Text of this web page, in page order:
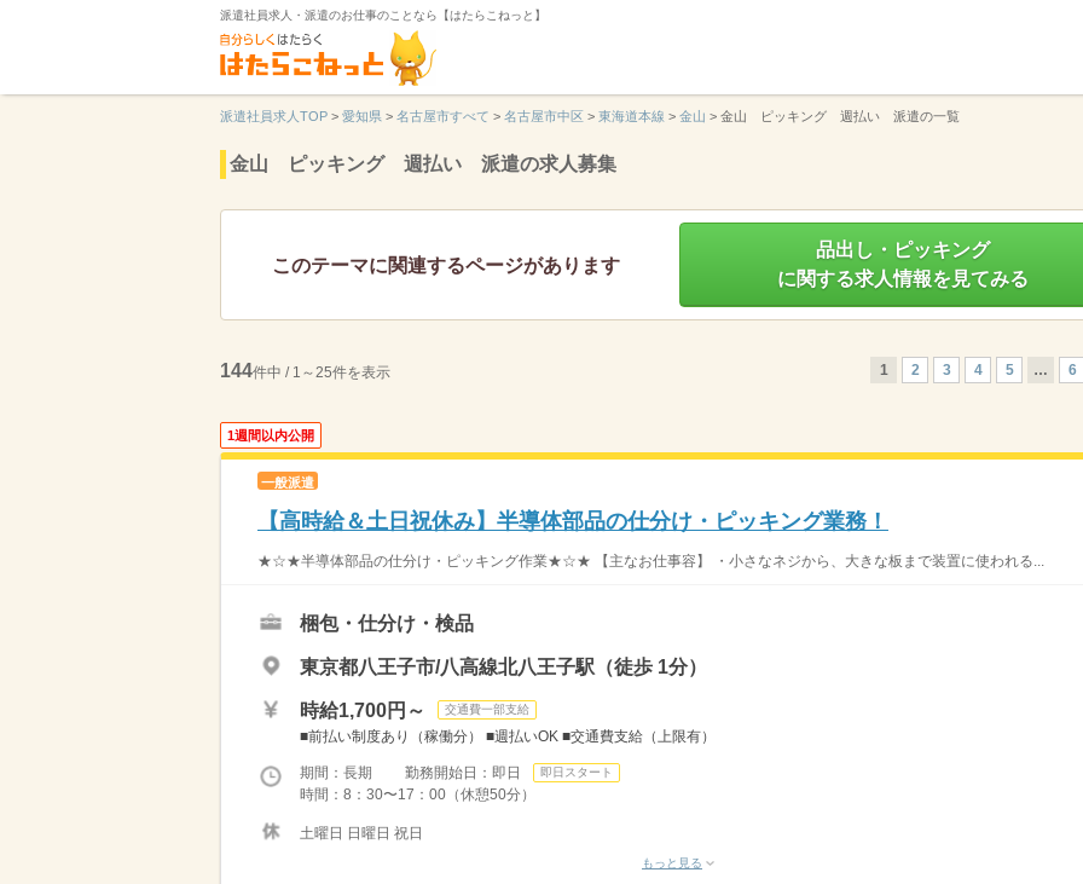
派遣社員求人・派遣のお仕事のことなら【はたらこねっと】
派遣社員求人TOP > 愛知県 > 名古屋市すべて > 名古屋市中区 > 東海道本線 > 金山 > 金山 ピッキング 週払い 派遣の一覧
金山 ピッキング 週払い 派遣の求人募集
このテーマに関連するページがあります
品出し・ピッキング
に関する求人情報を見てみる
144件中 / 1～25件を表示 1 2 3 4 5 … 6
1週間以内公開
一般派遣
【高時給＆土日祝休み】半導体部品の仕分け・ピッキング業務！
★☆★半導体部品の仕分け・ピッキング作業★☆★ 【主なお仕事容】 ・小さなネジから、大きな板まで装置に使われる...
梱包・仕分け・検品
東京都八王子市/八高線北八王子駅（徒歩 1分）
時給1,700円～ 交通費一部支給
■前払い制度あり（稼働分） ■週払いOK ■交通費支給（上限有）
期間：長期 勤務開始日：即日 即日スタート
時間：8：30〜17：00（休憩50分）
土曜日 日曜日 祝日
もっと見る